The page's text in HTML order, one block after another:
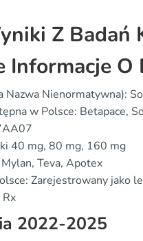
Z
Informacje O
Nazwa Nienormatywna):
w Polsce: Betapace,
40 mg, 80 mg, 160 mg
Teva, Apotex
Zarejestrowany jako
Rx
2022-2025